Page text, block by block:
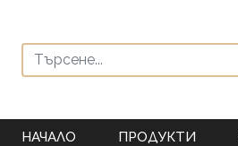
НАЧАЛО ПРОДУКТИ